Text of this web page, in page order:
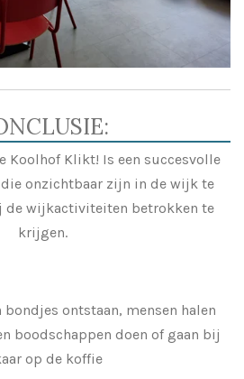
Koolhof Klikt! Is een succesvolle
onzichtbaar zijn in de wijk te
de wijkactiviteiten betrokken te
krijgen.
ontstaan, mensen halen
boodschappen doen of gaan bij
op de koffie